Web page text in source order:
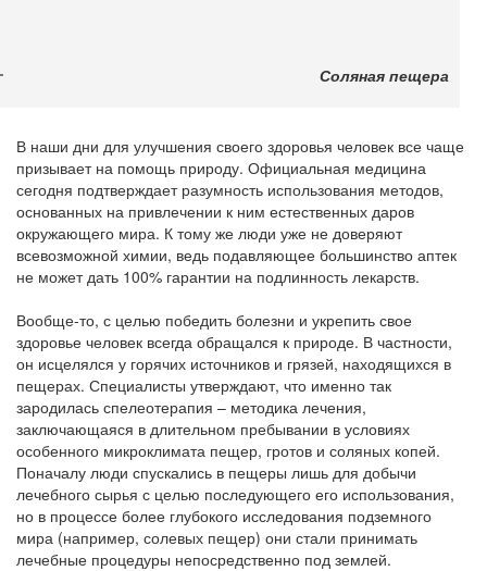
Соляная пещера
В наши дни для улучшения своего здоровья человек все чаще
призывает на помощь природу. Официальная медицина
сегодня подтверждает разумность использования методов,
основанных на привлечении к ним естественных даров
окружающего мира. К тому же люди уже не доверяют
всевозможной химии, ведь подавляющее большинство аптек
не может дать 100% гарантии на подлинность лекарств.
Вообще-то, с целью победить болезни и укрепить свое
здоровье человек всегда обращался к природе. В частности,
он исцелялся у горячих источников и грязей, находящихся в
пещерах. Специалисты утверждают, что именно так
зародилась спелеотерапия – методика лечения,
заключающаяся в длительном пребывании в условиях
особенного микроклимата пещер, гротов и соляных копей.
Поначалу люди спускались в пещеры лишь для добычи
лечебного сырья с целью последующего его использования,
но в процессе более глубокого исследования подземного
мира (например, солевых пещер) они стали принимать
лечебные процедуры непосредственно под землей.